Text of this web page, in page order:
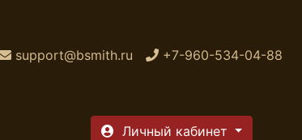
support@bsmith.ru +7-960-534-04-88
Личный кабинет